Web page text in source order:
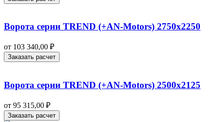
Ворота серии TREND (+AN‑Motors) 2750х2250
от 103 340,00 ₽
Заказать расчет
Ворота серии TREND (+AN‑Motors) 2500х2125
от 95 315,00 ₽
Заказать расчет